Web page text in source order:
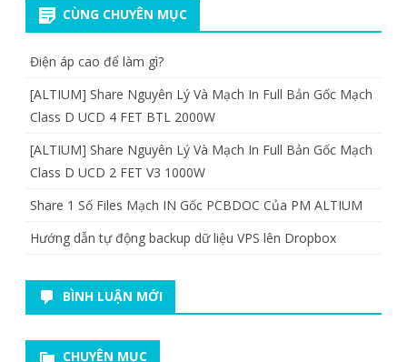
CÙNG CHUYÊN MỤC
Điện áp cao để làm gì?
[ALTIUM] Share Nguyên Lý Và Mạch In Full Bản Gốc Mạch
Class D UCD 4 FET BTL 2000W
[ALTIUM] Share Nguyên Lý Và Mạch In Full Bản Gốc Mạch
Class D UCD 2 FET V3 1000W
Share 1 Số Files Mạch IN Gốc PCBDOC Của PM ALTIUM
Hướng dẫn tự động backup dữ liệu VPS lên Dropbox
BÌNH LUẬN MỚI
CHUYÊN MỤC